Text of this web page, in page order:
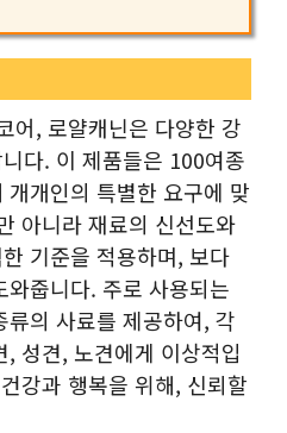
어, 로얄캐닌은 다양한 강
다. 이 제품들은 100여종
개인의 특별한 요구에 맞
아니라 재료의 신선도와
기준을 적용하며, 보다
줍니다. 주로 사용되는
의 사료를 제공하여, 각
성견, 노견에게 이상적입
강과 행복을 위해, 신뢰할